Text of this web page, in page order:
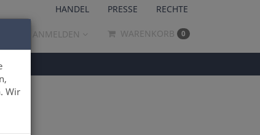
Wir
HANDEL PRESSE RECHTE
ANMELDEN WARENKORB 0